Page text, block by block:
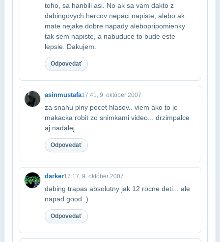
toho, sa hanbili asi. No ak sa vam dakto z​
dabingovych hercov nepaci napiste, alebo ak
mate nejake dobre napady alebo​pripomienky
tak sem napiste, a nabuduce to bude este
lepsie. Dakujem.
Odpovedať
asinmustafa17:41, 9. október 2007
za snahu plny pocet hlasov.. viem ako to je
makacka robit zo snimkami video... drzim​palce
aj nadalej
Odpovedať
darker17:17, 9. október 2007
dabing trapas absolutny jak 12 rocne deti... ale
napad good .)
Odpovedať